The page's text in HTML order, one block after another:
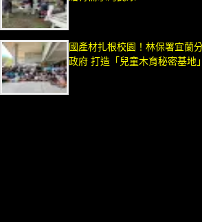
國產材扎根校園！林保署宜蘭
政府 打造「兒童木育秘密基地